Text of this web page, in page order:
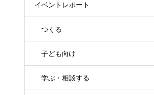
イベントレポート
つくる
子ども向け
学ぶ・相談する